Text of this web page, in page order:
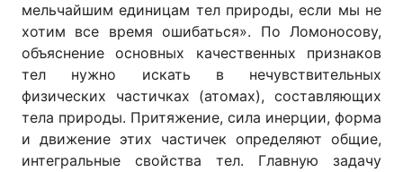
мельчайшим единицам тел природы, если мы не
хотим все время ошибаться». По Ломоносову,
объяснение основных качественных признаков
тел нужно искать в нечувствительных
физических частичках (атомах), составляющих
тела природы. Притяжение, сила инерции, форма
и движение этих частичек определяют общие,
интегральные свойства тел. Главную задачу